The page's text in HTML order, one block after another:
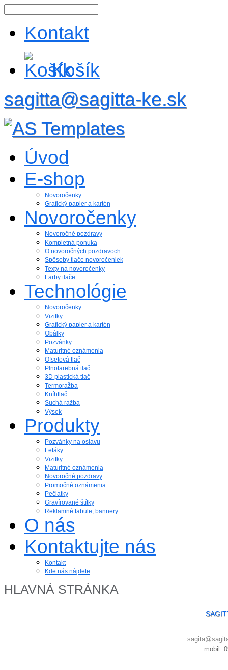
Kontakt
Košík
sagitta@sagitta-ke.sk
Úvod
E-shop
Novoročenky
Grafický papier a kartón
Novoročenky
Novoročné pozdravy
Kompletná ponuka
O novoročných pozdravoch
Spôsoby tlače novoročeniek
Texty na novoročenky
Farby tlače
Technológie
Novoročenky
Vizitky
Grafický papier a kartón
Obálky
Pozvánky
Maturitné oznámenia
Ofsetová tlač
Plnofarebná tlač
3D plastická tlač
Termoražba
Kníhtlač
Suchá ražba
Výsek
Produkty
Pozvánky na oslavu
Letáky
Vizitky
Maturitné oznámenia
Novoročné pozdravy
Promočné oznámenia
Pečiatky
Gravírované štítky
Reklamné tabule, bannery
O nás
Kontaktujte nás
Kontakt
Kde nás nájdete
HLAVNÁ STRÁNKA
mobil: